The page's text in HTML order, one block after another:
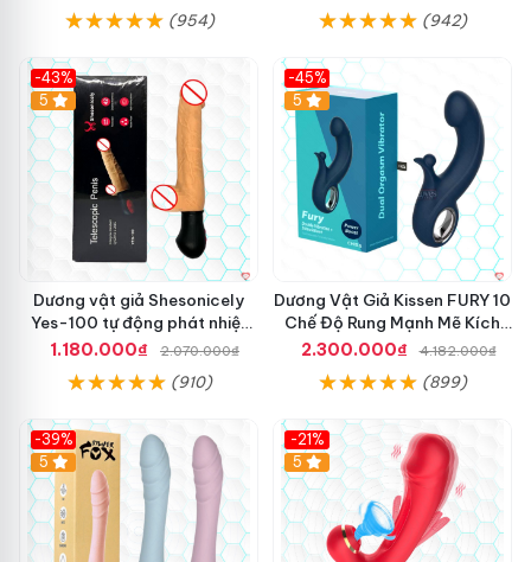
g
ư
ờ
i
l
ớ
n
(954) (942)
-43%
5
Dương vật giả Shesonicely
Yes-100 tự động phát nhiệt
thụt
1.180.000₫ 2.070.000₫
(910)
-45%
Hot
5
Dương Vật Giả Kissen FURY 10
Chế Độ Rung Mạnh Mẽ Kích
Thích
2.300.000₫ 4.182.000₫
(899)
-39%
Hot
5
-21%
Hot
5